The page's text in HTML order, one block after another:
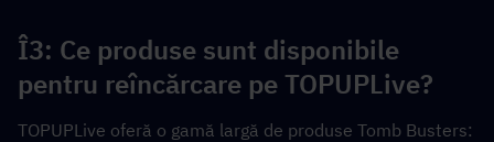
Î3: Ce produse sunt disponibile
pentru reîncărcare pe TOPUPLive?
TOPUPLive oferă o gamă largă de produse Tomb Busters: